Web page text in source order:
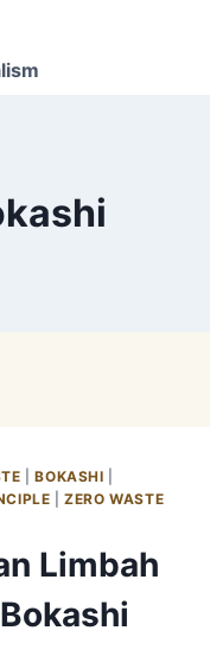
|BOKASHI
|ZERO WASTE
Limbah